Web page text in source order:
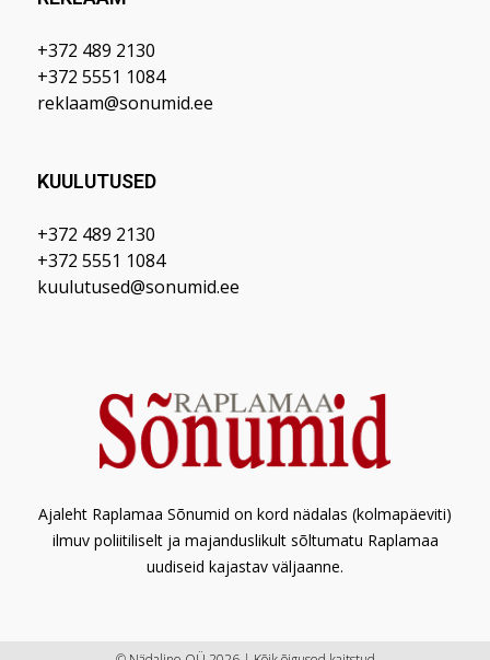
+372 489 2130
+372 5551 1084
reklaam@sonumid.ee
KUULUTUSED
+372 489 2130
+372 5551 1084
kuulutused@sonumid.ee
Ajaleht Raplamaa Sõnumid on kord nädalas (kolmapäeviti)
ilmuv poliitiliselt ja majanduslikult sõltumatu Raplamaa
uudiseid kajastav väljaanne.